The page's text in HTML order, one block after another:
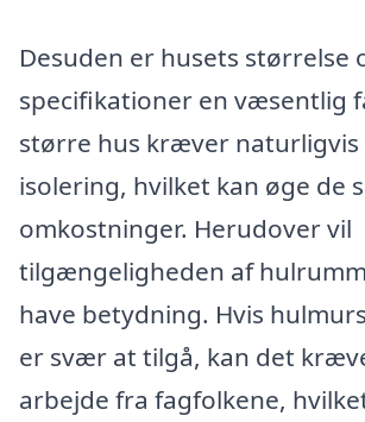
Desuden er husets størrelse
specifikationer en væsentlig
større hus kræver naturligvis
isolering, hvilket kan øge de
omkostninger. Herudover vil
tilgængeligheden af
have betydning. Hvis
er svær at tilgå, kan det
arbejde fra fagfolkene,